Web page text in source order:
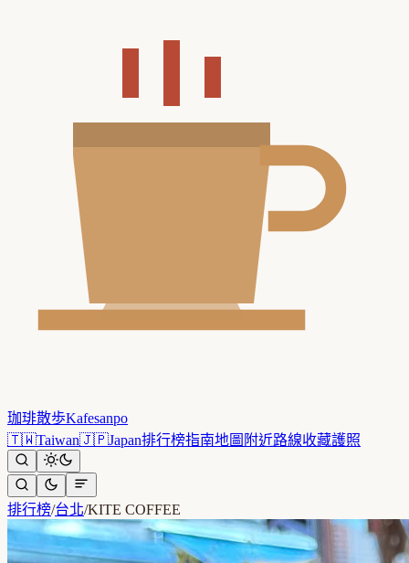
珈琲散歩Kafesanpo
🇹🇼Taiwan🇯🇵Japan排行榜指南地圖 附近路線收藏護照
排行榜/台北/KITE COFFEE